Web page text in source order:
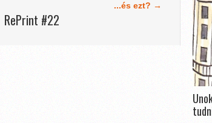
...és ezt? →
RePrint #22